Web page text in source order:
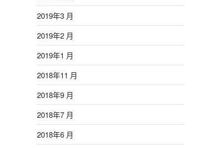
2019年3 月
2019年2 月
2019年1 月
2018年11 月
2018年9 月
2018年7 月
2018年6 月